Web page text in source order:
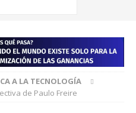
A LA TECNOLOGÍA
de Paulo Freire